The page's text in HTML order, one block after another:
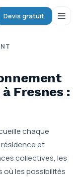
Devis gratuit
à Fresnes :
chaque
et
collectives, les
où les possibilités